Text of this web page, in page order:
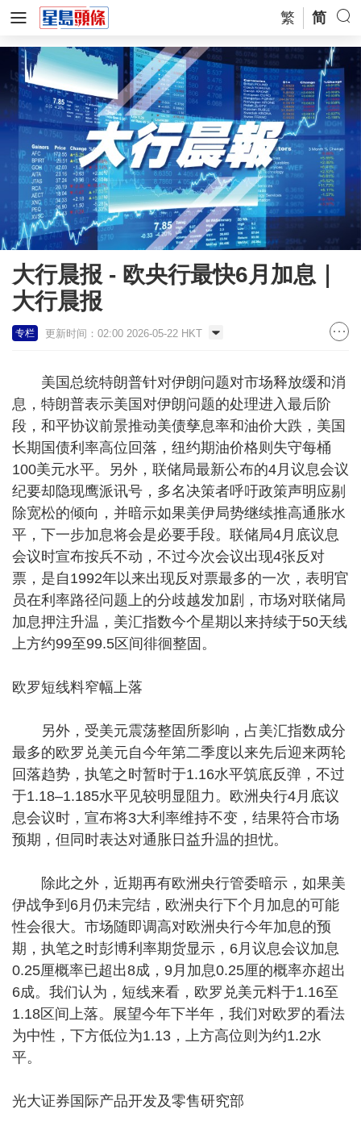
繁 简
大行晨报 - 欧央行最快6月加息｜
大行晨报
专栏 更新时间：02:00 2026-05-22 HKT
美国总统特朗普针对伊朗问题对市场释放缓和消
息，特朗普表示美国对伊朗问题的处理进入最后阶
段，和平协议前景推动美债孳息率和油价大跌，美国
长期国债利率高位回落，纽约期油价格则失守每桶
100美元水平。另外，联储局最新公布的4月议息会议
纪要却隐现鹰派讯号，多名决策者呼吁政策声明应剔
除宽松的倾向，并暗示如果美伊局势继续推高通胀水
平，下一步加息将会是必要手段。联储局4月底议息
会议时宣布按兵不动，不过今次会议出现4张反对
票，是自1992年以来出现反对票最多的一次，表明官
员在利率路径问题上的分歧越发加剧，市场对联储局
加息押注升温，美汇指数今个星期以来持续于50天线
上方约99至99.5区间徘徊整固。
欧罗短线料窄幅上落
另外，受美元震荡整固所影响，占美汇指数成分
最多的欧罗兑美元自今年第二季度以来先后迎来两轮
回落趋势，执笔之时暂时于1.16水平筑底反弹，不过
于1.18–1.185水平见较明显阻力。欧洲央行4月底议
息会议时，宣布将3大利率维持不变，结果符合市场
预期，但同时表达对通胀日益升温的担忧。
除此之外，近期再有欧洲央行管委暗示，如果美
伊战争到6月仍未完结，欧洲央行下个月加息的可能
性会很大。市场随即调高对欧洲央行今年加息的预
期，执笔之时彭博利率期货显示，6月议息会议加息
0.25厘概率已超出8成，9月加息0.25厘的概率亦超出
6成。我们认为，短线来看，欧罗兑美元料于1.16至
1.18区间上落。展望今年下半年，我们对欧罗的看法
为中性，下方低位为1.13，上方高位则为约1.2水
平。
光大证券国际产品开发及零售研究部